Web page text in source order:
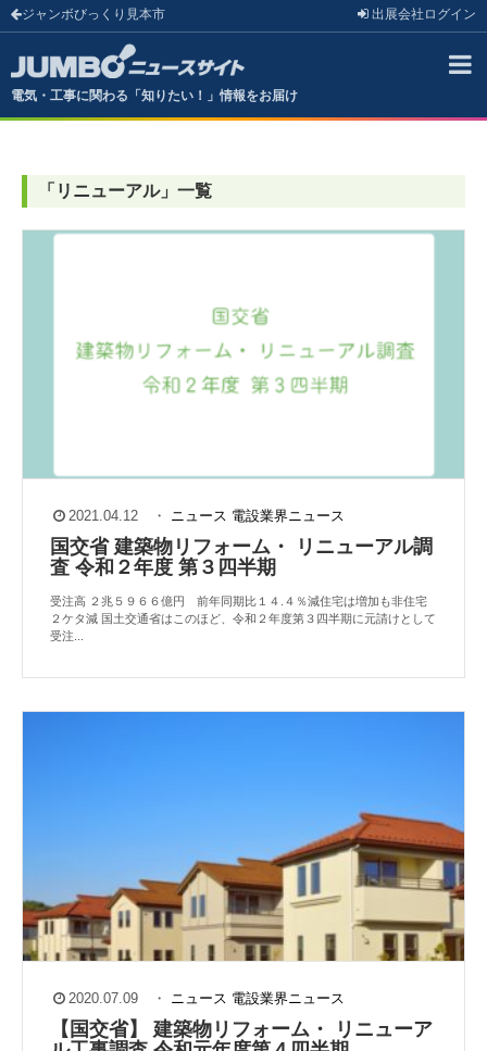
ジャンボびっくり見本市 出展会社 ログイン
電気・工事に関わる「知りたい！」情報をお届け
「 リニューアル」 一覧
2021.04.12 ・ ニュース 電設業界ニュース
国交省 建築物リフォーム・ リニューアル調
査 令和２年度 第３四半期
受注高 ２兆５９６６億円 前年同期比１４.４％減住宅は増加も非住宅
２ケタ減 国土交通省はこのほど、令和２年度第３四半期に元請けとして
受注...
2020.07.09 ・ ニュース 電設業界ニュース
【国交省】 建築物リフォーム・ リニューア